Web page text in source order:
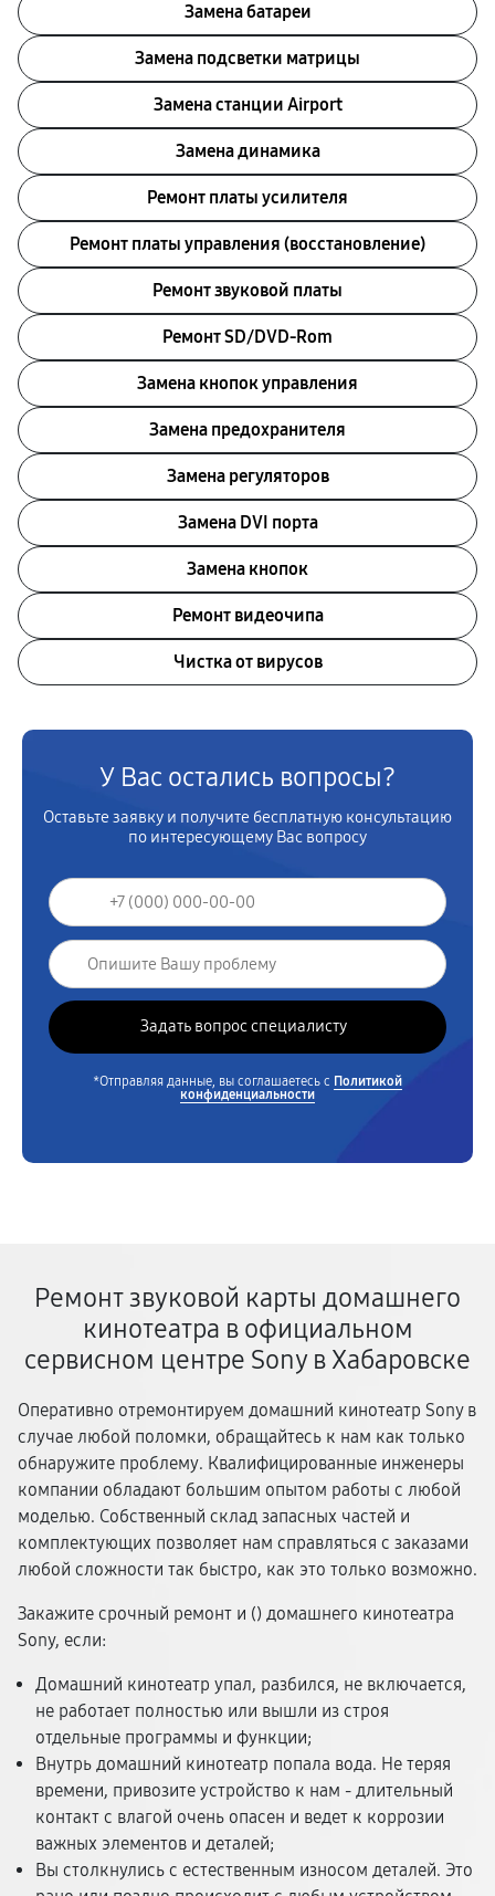
Замена батареи
Замена подсветки матрицы
Замена станции Airport
Замена динамика
Ремонт платы усилителя
Ремонт платы управления (восстановление)
Ремонт звуковой платы
Ремонт SD/DVD-Rom
Замена кнопок управления
Замена предохранителя
Замена регуляторов
Замена DVI порта
Замена кнопок
Ремонт видеочипа
Чистка от вирусов
У Вас остались вопросы?
Оставьте заявку и получите бесплатную консультацию
по интересующему Вас вопросу
*Отправляя данные, вы соглашаетесь с Политикой
конфиденциальности
Ремонт звуковой карты домашнего
кинотеатра в официальном
сервисном центре Sony в Хабаровске
Оперативно отремонтируем домашний кинотеатр Sony в
случае любой поломки, обращайтесь к нам как только
обнаружите проблему. Квалифицированные инженеры
компании обладают большим опытом работы с любой
моделью. Собственный склад запасных частей и
комплектующих позволяет нам справляться с заказами
любой сложности так быстро, как это только возможно.
Закажите срочный ремонт и () домашнего кинотеатра
Sony, если:
Домашний кинотеатр упал, разбился, не включается,
не работает полностью или вышли из строя
отдельные программы и функции;
Внутрь домашний кинотеатр попала вода. Не теряя
времени, привозите устройство к нам - длительный
контакт с влагой очень опасен и ведет к коррозии
важных элементов и деталей;
Вы столкнулись с естественным износом деталей. Это